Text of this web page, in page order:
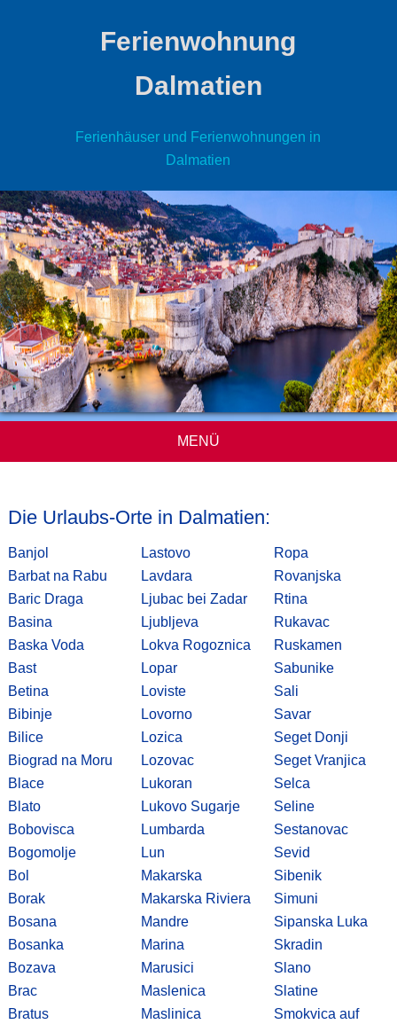
Ferienwohnung
Dalmatien
Ferienhäuser und Ferienwohnungen in
Dalmatien
MENÜ
Die Urlaubs-Orte in Dalmatien:
Banjol
Barbat na Rabu
Baric Draga
Basina
Baska Voda
Bast
Betina
Bibinje
Bilice
Biograd na Moru
Blace
Blato
Bobovisca
Bogomolje
Bol
Borak
Bosana
Bosanka
Bozava
Brac
Bratus
Lastovo
Lavdara
Ljubac bei Zadar
Ljubljeva
Lokva Rogoznica
Lopar
Loviste
Lovorno
Lozica
Lozovac
Lukoran
Lukovo Sugarje
Lumbarda
Lun
Makarska
Makarska Riviera
Mandre
Marina
Marusici
Maslenica
Maslinica
Ropa
Rovanjska
Rtina
Rukavac
Ruskamen
Sabunike
Sali
Savar
Seget Donji
Seget Vranjica
Selca
Seline
Sestanovac
Sevid
Sibenik
Simuni
Sipanska Luka
Skradin
Slano
Slatine
Smokvica auf